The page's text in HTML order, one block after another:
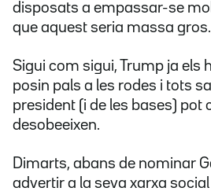
disposats a empassar-se
que aquest seria massa gros.
Sigui com sigui, Trump ja els
posin pals a les rodes i tots
president (i de les bases) pot
desobeeixen.
Dimarts, abans de nominar
advertir a la seva xarxa